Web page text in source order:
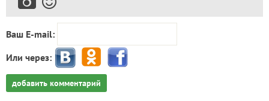
Ваш E-mail:
Или через:
добавить комментарий